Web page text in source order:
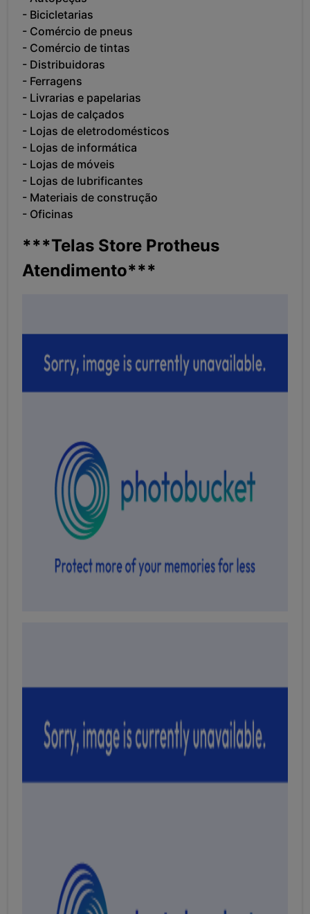
- Bicicletarias
- Comércio de pneus
- Comércio de tintas
- Distribuidoras
- Ferragens
- Livrarias e papelarias
- Lojas de calçados
- Lojas de eletrodomésticos
- Lojas de informática
- Lojas de móveis
- Lojas de lubrificantes
- Materiais de construção
- Oficinas
***Telas Store Protheus
Atendimento***